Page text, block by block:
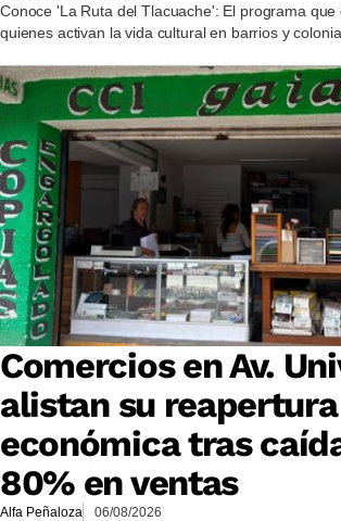
Conoce 'La Ruta del Tlacuache': El programa
quienes activan la vida cultural en barrios y
Comercios en Av.
alistan su reapertura
económica tras
80% en ventas
Alfa Peñaloza 06/08/2026